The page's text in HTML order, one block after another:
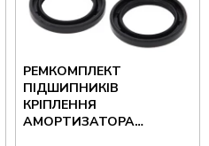
РЕМКОМПЛЕКТ
ПІДШИПНИКІВ
КРІПЛЕННЯ
АМОРТИЗАТОРА